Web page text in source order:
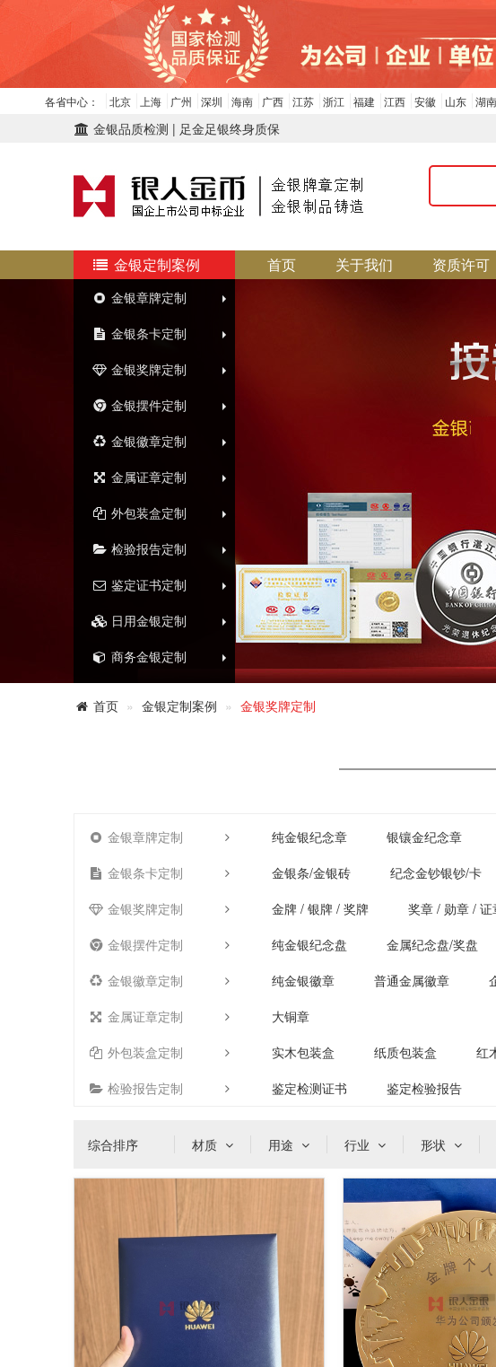
各省中心： 北京 上海 广州 深圳 海南 广西 江苏 浙江 福建 江西 安徽 山东 湖南
金银品质检测 | 足金足银终身质保
金银定制案例
金银章牌定制
金银条卡定制
金银奖牌定制
金银摆件定制
金银徽章定制
金属证章定制
外包装盒定制
检验报告定制
鉴定证书定制
日用金银定制
商务金银定制
首页 关于我们 资质许可
首页 金银定制案例 金银奖牌定制
金银章牌定制 纯金银纪念章 银镶金纪念章
金银条卡定制
金银条/金银砖
纪念金钞银钞/卡
金银奖牌定制
金牌 / 银牌 / 奖牌 奖章 / 勋章 / 证
金银摆件定制
纯金银纪念盘 金属纪念盘/奖盘
金银徽章定制
纯金银徽章 普通金属徽章
金属证章定制
大铜章
外包装盒定制
实木包装盒 纸质包装盒 红
检验报告定制
鉴定检测证书 鉴定检验报告
综合排序 材质 用途 行业 形状